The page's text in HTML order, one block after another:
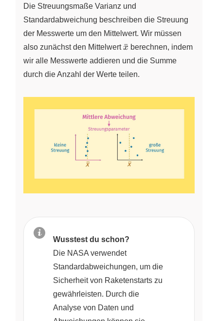
Die Streuungsmaße Varianz und
Standardabweichung beschreiben die Streuung
der Messwerte um den Mittelwert. Wir müssen
also zunächst den Mittelwert \bar{x}
x
ˉ berechnen, indem
wir alle Messwerte addieren und die Summe
durch die Anzahl der Werte teilen.
Wusstest du schon?
Die NASA verwendet
Standardabweichungen, um die
Sicherheit von Raketenstarts zu
gewährleisten. Durch die
Analyse von Daten und